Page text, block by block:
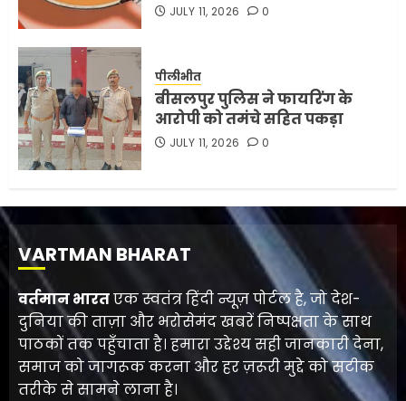
JULY 11, 2026 0
पीलीभीत
बीसलपुर पुलिस ने फायरिंग के
आरोपी को तमंचे सहित पकड़ा
JULY 11, 2026 0
VARTMAN BHARAT
वर्तमान भारतएक स्वतंत्र हिंदी न्यूज़ पोर्टल है, जो देश-
दुनिया की ताज़ा और भरोसेमंद खबरें निष्पक्षता के साथ
पाठकों तक पहुँचाता है। हमारा उद्देश्य सही जानकारी देना,
समाज को जागरूक करना और हर ज़रूरी मुद्दे को सटीक
तरीके से सामने लाना है।